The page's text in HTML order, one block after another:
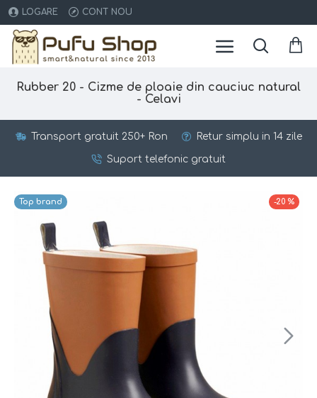
LOGARE CONT NOU
Rubber 20 - Cizme de ploaie din cauciuc natural
- Celavi
Transport gratuit 250+ Ron Retur simplu in 14 zile
Suport telefonic gratuit
Top brand -20 %